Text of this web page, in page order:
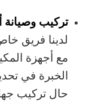
تركيب وصيانة
لدينا فريق
مع أجهزة
الخبرة في
حال تركيب